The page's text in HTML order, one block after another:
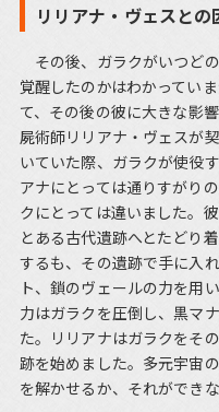
リリアナ・ヴェスとの
その後、ガラクがいつど
覚醒したのかはわかってい
て、その後の彼に大きな影
屍術師リリアナ・ヴェスが
いていた際、ガラクが使役
アナにとっては通りすがり
クにとっては違いました。
とある古代遺跡へとたどり
するも、その遺跡で手に入
ト、鎖のヴェールの力を用
力はガラクを圧倒し、黒マ
た。リリアナはガラクをそ
跡を始めました。多元宇宙
を解かせるか、それができ